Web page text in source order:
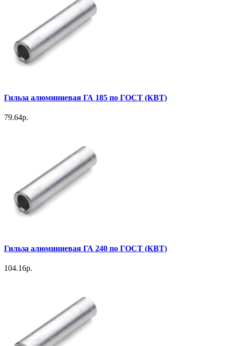
Гильза алюминиевая ГА 185 по ГОСТ (КВТ)
79.64р.
Гильза алюминиевая ГА 240 по ГОСТ (КВТ)
104.16р.